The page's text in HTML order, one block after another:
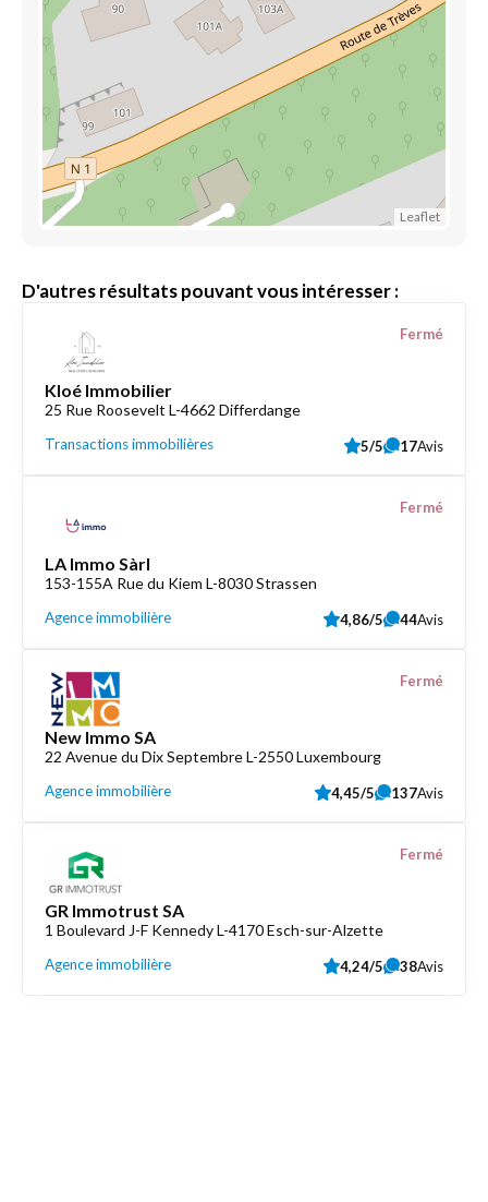
Leaflet
D'autres résultats pouvant vous intéresser :
Kloé Immobilier
25 Rue Roosevelt L-4662 Differdange
Transactions immobilières
Fermé
5/5 17Avis
LA Immo Sàrl
153-155A Rue du Kiem L-8030 Strassen
Agence immobilière
Fermé
4,86/5 44Avis
New Immo SA
22 Avenue du Dix Septembre L-2550 Luxembourg
Agence immobilière
Fermé
4,45/5 137Avis
GR Immotrust SA
1 Boulevard J-F Kennedy L-4170 Esch-sur-Alzette
Agence immobilière
Fermé
4,24/5 38Avis